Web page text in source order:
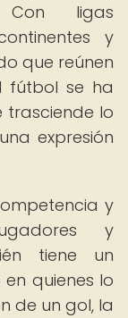
ligas
y
que reúnen
fútbol se ha
trasciende lo
expresión
y
y
tiene un
quienes lo
de un gol, la